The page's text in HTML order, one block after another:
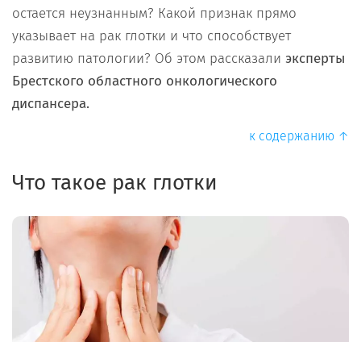
остается неузнанным? Какой признак прямо
указывает на рак глотки и что способствует
развитию патологии? Об этом рассказали эксперты
Брестского областного онкологического
диспансера.
к содержанию ↑
Что такое рак глотки